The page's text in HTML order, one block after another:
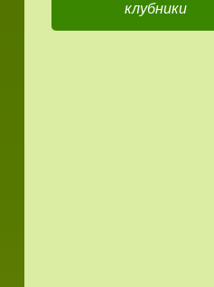
клубники